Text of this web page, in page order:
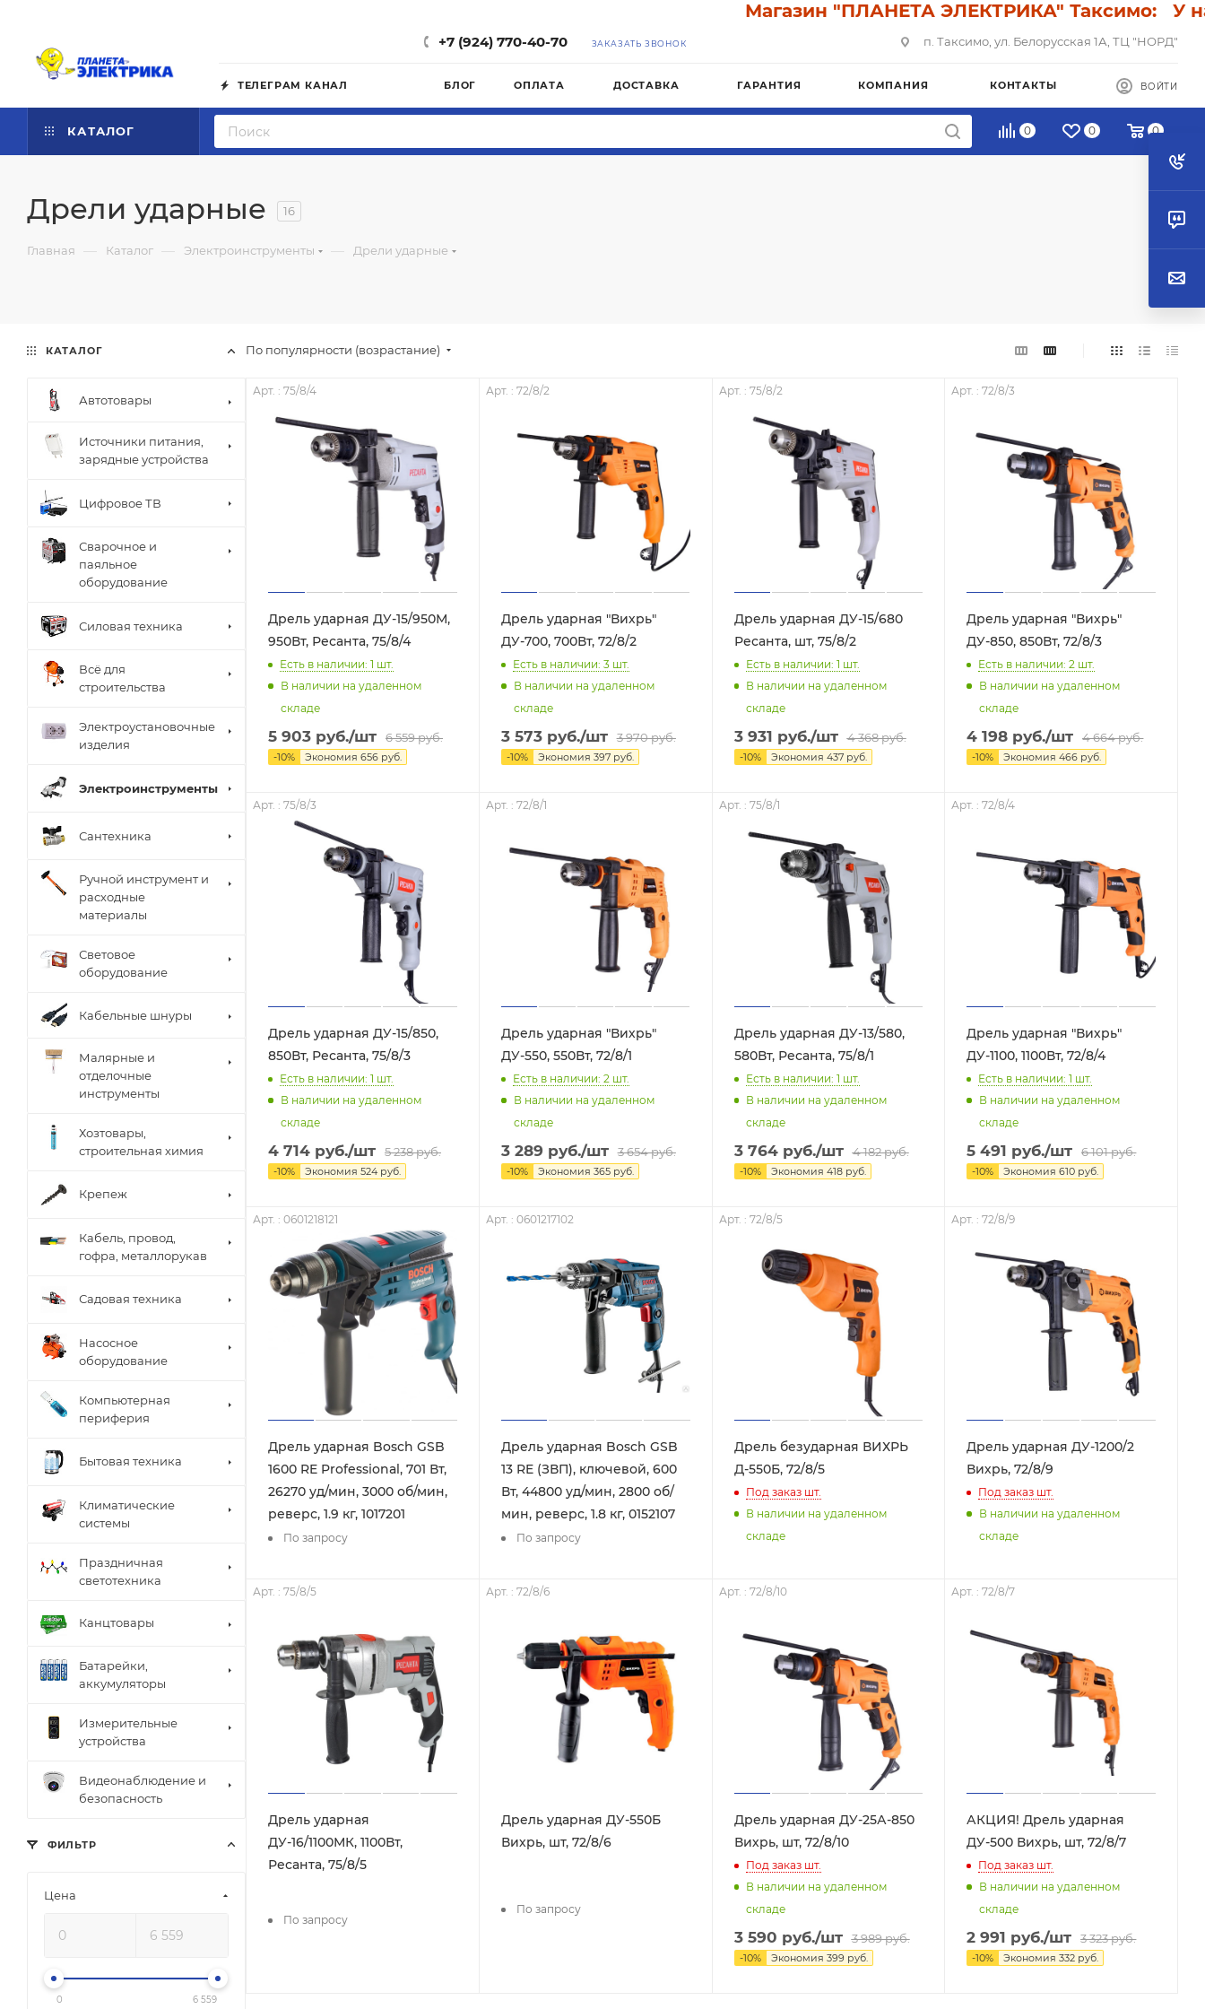
Магазин "ПЛАНЕТА ЭЛЕКТРИКА" Таксимо: У нас
+7 (924) 770-40-70 ЗАКАЗАТЬ ЗВОНОК п. Таксимо, ул. Белорусская 1А, ТЦ "НОРД"
ТЕЛЕГРАМ КАНАЛ БЛОГ ОПЛАТА ДОСТАВКА ГАРАНТИЯ КОМПАНИЯ КОНТАКТЫ ВОЙТИ
КАТАЛОГ 0 0 0
Дрели ударные 16
Главная — Каталог — Электроинструменты — Дрели ударные
По популярности (возрастание)
Арт. : 75/8/4
Дрель ударная ДУ-15/950М,
950Вт, Ресанта, 75/8/4
Есть в наличии: 1 шт.
В наличии на удаленном
складе
5 903 руб./шт 6 559руб.
-10% Экономия 656 руб.
Арт. : 72/8/2
Дрель ударная "Вихрь"
ДУ-700, 700Вт, 72/8/2
Есть в наличии: 3шт.
В наличии на удаленном
складе
3 573руб./шт 3 970руб.
-10% Экономия 397руб.
Арт. : 75/8/2
Дрель ударная ДУ-15/680
Ресанта, шт, 75/8/2
Есть в наличии: 1 шт.
В наличии на удаленном
складе
3 931 руб./шт 4 368руб.
-10% Экономия 437руб.
Арт. : 72/8/3
Дрель ударная "Вихрь"
ДУ-850, 850Вт, 72/8/3
Есть в наличии: 2 шт.
В наличии на удаленном
складе
4 198 руб./шт 4 664руб.
-10% Экономия466 руб.
Арт. : 75/8/3
Дрель ударная ДУ-15/850,
850Вт, Ресанта, 75/8/3
Есть в наличии: 1 шт.
В наличии на удаленном
складе
4 714 руб./шт 5 238руб.
-10% Экономия 524 руб.
Арт. : 72/8/1
Дрель ударная "Вихрь"
ДУ-550, 550Вт, 72/8/1
Есть в наличии: 2 шт.
В наличии на удаленном
складе
3 289 руб./шт 3 654руб.
-10% Экономия 365руб.
Арт. : 75/8/1
Дрель ударная ДУ-13/580,
580Вт, Ресанта, 75/8/1
Есть в наличии: 1 шт.
В наличии на удаленном
складе
3 764руб./шт 4 182руб.
-10% Экономия 418руб.
Арт. : 72/8/4
Дрель ударная "Вихрь"
ДУ-1100, 1100Вт, 72/8/4
Есть в наличии: 1 шт.
В наличии на удаленном
складе
5 491 руб./шт 6 101руб.
-10% Экономия610 руб.
Арт. : 0601218121
Дрель ударная Bosch GSB
1600 RE Professional, 701 Вт,
26270 уд/мин, 3000 об/мин,
реверс, 1.9 кг, 1017201
По запросу
Арт. : 0601217102
Дрель ударная Bosch GSB
13 RE (ЗВП), ключевой, 600
Вт, 44800 уд/мин, 2800 об/
мин, реверс, 1.8 кг, 0152107
По запросу
Арт. : 72/8/5
Дрель безударная ВИХРЬ
Д-550Б, 72/8/5
Под заказшт.
В наличии на удаленном
складе
Арт. : 72/8/9
Дрель ударная ДУ-1200/2
Вихрь, 72/8/9
Под заказ шт.
В наличии на удаленном
складе
Арт. : 75/8/5
Дрель ударная
ДУ-16/1100МК, 1100Вт,
Ресанта, 75/8/5
По запросу
Арт. : 72/8/6
Дрель ударная ДУ-550Б
Вихрь, шт, 72/8/6
По запросу
Арт. : 72/8/10
Дрель ударная ДУ-25А-850
Вихрь, шт, 72/8/10
Под заказшт.
В наличии на удаленном
складе
3 590 руб./шт 3 989руб.
-10% Экономия 399 руб.
Арт. : 72/8/7
АКЦИЯ! Дрель ударная
ДУ-500 Вихрь, шт, 72/8/7
Под заказ шт.
В наличии на удаленном
складе
2 991 руб./шт 3 323руб.
-10% Экономия332 руб.
КАТАЛОГ
Автотовары
Источники питания,
зарядные устройства
Цифровое ТВ
Сварочное и
паяльное
оборудование
Силовая техника
Всё для
строительства
Электроустановочные
изделия
Электроинструменты
Сантехника
Ручной инструмент и
расходные
материалы
Световое
оборудование
Кабельные шнуры
Малярные и
отделочные
инструменты
Хозтовары,
строительная химия
Крепеж
Кабель, провод,
гофра, металлорукав
Садовая техника
Насосное
оборудование
Компьютерная
периферия
Бытовая техника
Климатические
системы
Праздничная
светотехника
Канцтовары
Батарейки,
аккумуляторы
Измерительные
устройства
Видеонаблюдение и
безопасность
ФИЛЬТР
Цена
0 6 559